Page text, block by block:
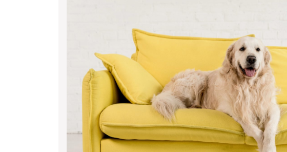
pohištva,
ampak
del
tvojega
vsakdana.